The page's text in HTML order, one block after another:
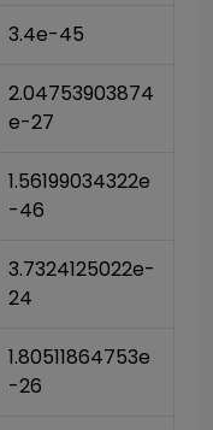
3.4e-45
2.04753903874
e-27
1.56199034322e
-46
3.7324125022e-
24
1.80511864753e
-26